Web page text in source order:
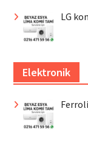
LG
Elektronik